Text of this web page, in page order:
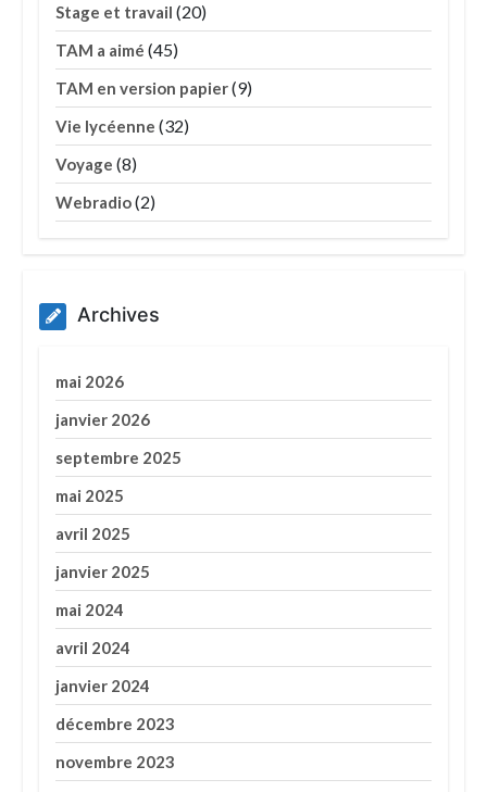
Stage et travail (20)
TAM a aimé (45)
TAM en version papier(9)
Vie lycéenne (32)
Voyage (8)
Webradio(2)
Archives
mai 2026
janvier 2026
septembre 2025
mai 2025
avril 2025
janvier 2025
mai 2024
avril 2024
janvier 2024
décembre 2023
novembre 2023